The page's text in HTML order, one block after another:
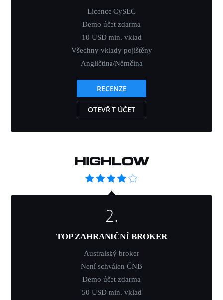
Licence CySEC
Demo účet zdarma
10 USD min. vklad
Všechny vklady pojištěny
Angličtina/Němčina
RECENZE
OTEVŘÍT ÚČET
2.
TOP ZAHRANIČNÍ BROKER
Australský broker
Není schválen ČNB
Demo účet zdarma
50 USD min. vklad